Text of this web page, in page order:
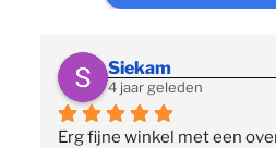
Siekam
4 jaar geleden
Erg fijne winkel met een